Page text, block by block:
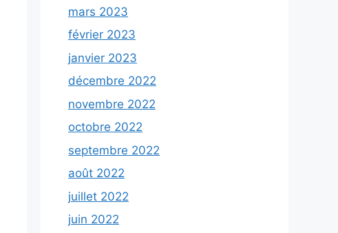
mars 2023
février 2023
janvier 2023
décembre 2022
novembre 2022
octobre 2022
septembre 2022
août 2022
juillet 2022
juin 2022